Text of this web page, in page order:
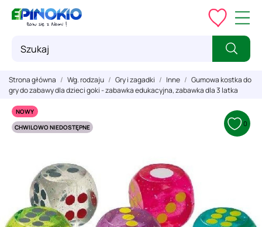
Strona główna Wg. rodzaju Gry i zagadki Inne
Gumowa kostka do
gry do zabawy dla dzieci goki - zabawka edukacyjna, zabawka dla 3 latka
NOWY
CHWILOWO NIEDOSTĘPNE
0